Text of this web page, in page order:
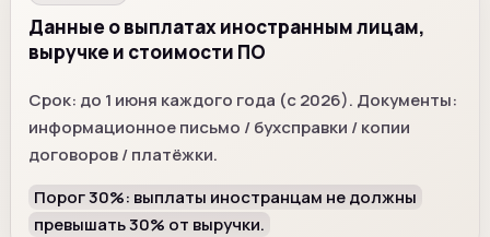
Данные о выплатах иностранным лицам,
выручке и стоимости ПО
Срок: до 1 июня каждого года (с 2026). Документы:
информационное письмо / бухсправки / копии
договоров / платёжки.
Порог 30%: выплаты иностранцам не должны
превышать 30% от выручки.